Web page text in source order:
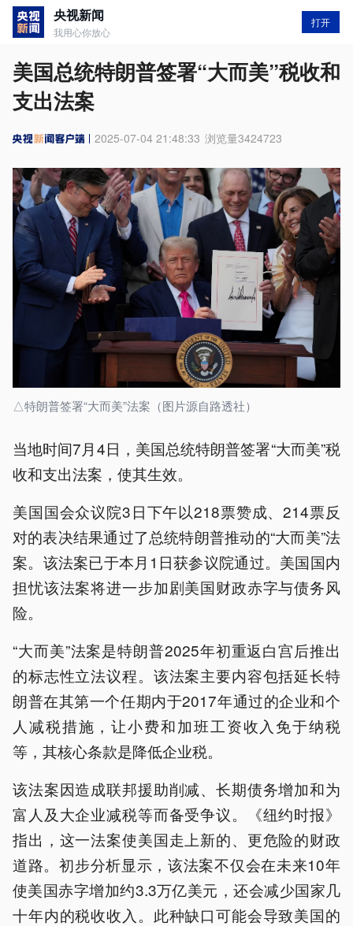
央视新闻
我用心你放心
打开
美国总统特朗普签署“大而美”税收和
支出法案
2025-07-04 21:48:33 浏览量3424723
△特朗普签署“大而美”法案（图片源自路透社）
当地时间7月4日，美国总统特朗普签署“大而美”税
收和支出法案，使其生效。
美国国会众议院3日下午以218票赞成、214票反
对的表决结果通过了总统特朗普推动的“大而美”法
案。该法案已于本月1日获参议院通过。美国国内
担忧该法案将进一步加剧美国财政赤字与债务风
险。
“大而美”法案是特朗普2025年初重返白宫后推出
的标志性立法议程。该法案主要内容包括延长特
朗普在其第一个任期内于2017年通过的企业和个
人减税措施，让小费和加班工资收入免于纳税
等，其核心条款是降低企业税。
该法案因造成联邦援助削减、长期债务增加和为
富人及大企业减税等而备受争议。《纽约时报》
指出，这一法案使美国走上新的、更危险的财政
道路。初步分析显示，该法案不仅会在未来10年
使美国赤字增加约3.3万亿美元，还会减少国家几
十年内的税收收入。此种缺口可能会导致美国的